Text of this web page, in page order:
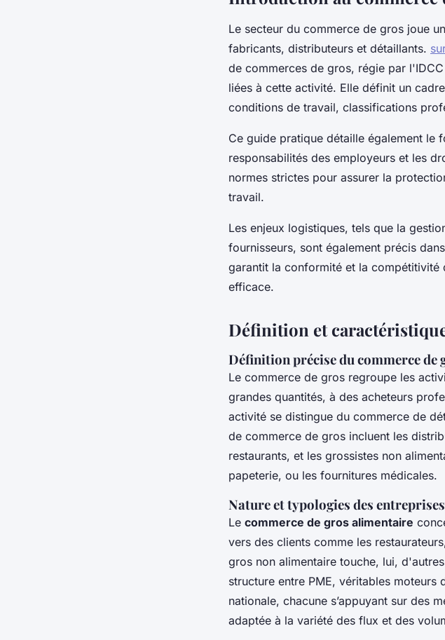
Le secteur du commerce de gros joue
fabricants, distributeurs et détaillants.
de commerces de gros, régie par
liées à cette activité. Elle définit un
conditions de travail, classifications
Ce guide pratique détaille également le
responsabilités des employeurs et les
normes strictes pour assurer la
travail.
Les enjeux logistiques, tels que la
fournisseurs, sont également précis
garantit la conformité et la compétitivité
efficace.
Définition et
Définition précise du commerce de
Le commerce de gros regroupe les
grandes quantités, à des acheteurs
activité se distingue du commerce de
de commerce de gros incluent les
restaurants, et les grossistes non
papeterie, ou les fournitures médicales.
Nature et typologies des
Le commerce de gros alimentaire
vers des clients comme les
gros non alimentaire touche, lui,
structure entre PME, véritables
nationale, chacune s’appuyant sur des
adaptée à la variété des flux et des